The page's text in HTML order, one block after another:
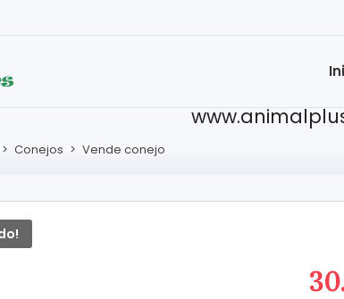
> Conejos > Vende conejo